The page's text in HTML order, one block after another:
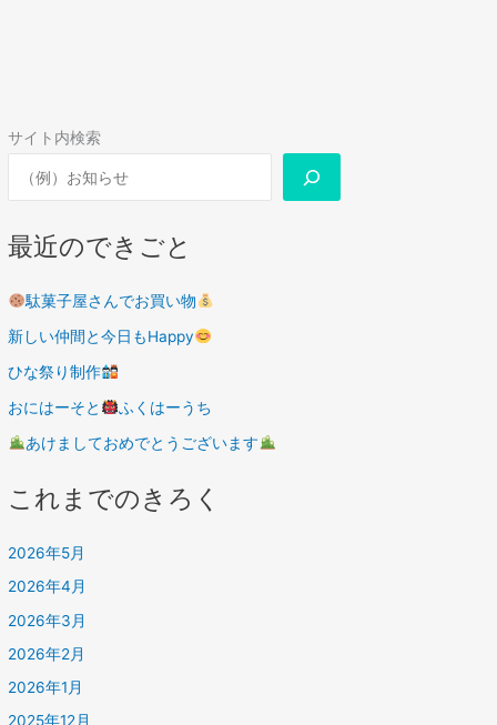
サイト内検索
最近のできごと
駄菓子屋さんでお買い物
新しい仲間と今日もHappy
ひな祭り制作
おにはーそと
ふくはーうち
あけましておめでとうございます
これまでのきろく
2026年5月
2026年4月
2026年3月
2026年2月
2026年1月
2025年12月